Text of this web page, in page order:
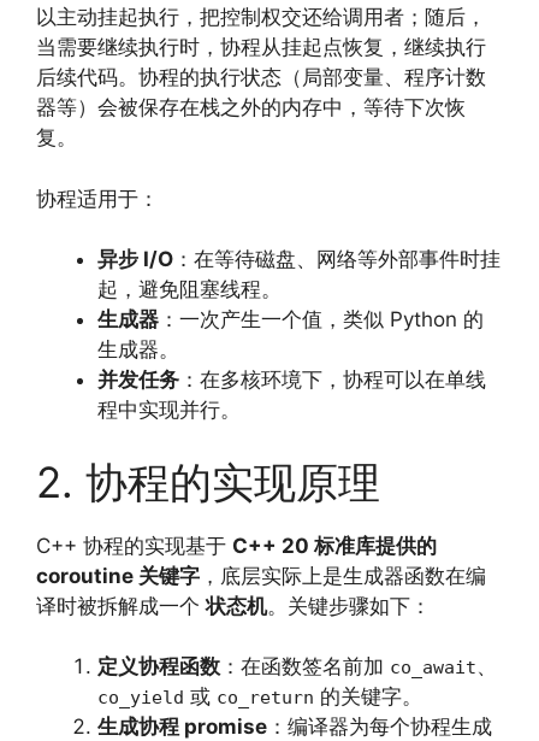
以主动挂起执行，把控制权交还给调用者；随后，
当需要继续执行时，协程从挂起点恢复，继续执行
后续代码。协程的执行状态（局部变量、程序计数
器等）会被保存在栈之外的内存中，等待下次恢
复。
协程适用于：
异步 I/O ：在等待磁盘、网络等外部事件时挂
起，避免阻塞线程。
生成器 ：一次产生一个值，类似 Python 的
生成器。
并发任务 ：在多核环境下，协程可以在单线
程中实现并行。
2. 协程的实现原理
C++ 协程的实现基于 C++ 20 标准库提供的
coroutine 关键字 ，底层实际上是生成器函数在编
译时被拆解成一个状态机。关键步骤如下：
定义协程函数 ：在函数签名前加 co_await、
co_yield 或 co_return 的关键字。
生成协程 promise ：编译器为每个协程生成